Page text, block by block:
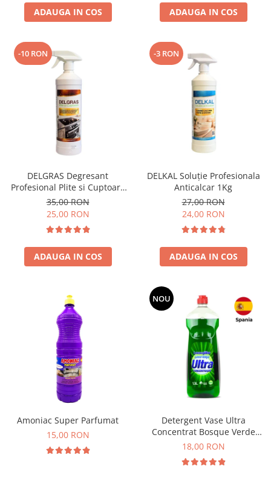
ADAUGA IN COS ADAUGA IN COS
-10 RON
DELGRAS Degresant
Profesional Plite si Cuptoare
1L
35,00 RON
25,00 RON
ADAUGA IN COS
-3 RON
DELKAL Soluție Profesionala
Anticalcar 1Kg
27,00 RON
24,00 RON
ADAUGA IN COS
Amoniac Super Parfumat
15,00 RON
NOU
Detergent Vase Ultra
Concentrat Bosque Verde
Spania 1.3L
18,00 RON